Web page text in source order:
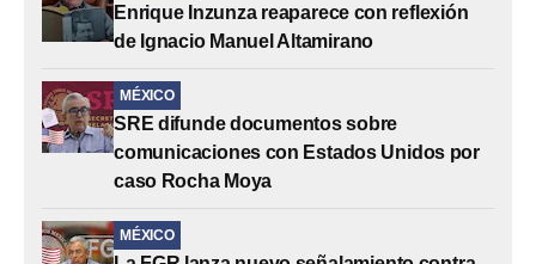
Enrique Inzunza reaparece con reflexión
de Ignacio Manuel Altamirano
MÉXICO
SRE difunde documentos sobre
comunicaciones con Estados Unidos por
caso Rocha Moya
MÉXICO